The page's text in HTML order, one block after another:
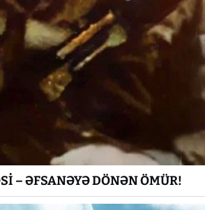
– ƏFSANƏYƏ DÖNƏN ÖMÜR!